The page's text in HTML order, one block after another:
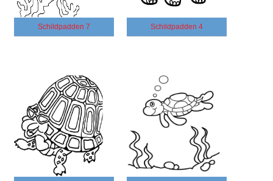
Schildpadden 7 Schildpadden 4